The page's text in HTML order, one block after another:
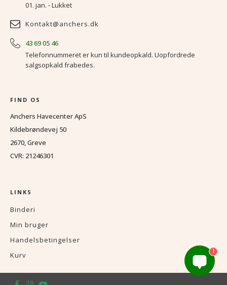
01. jan. - Lukket
Kontakt@anchers.dk
43 69 05 46
Telefonnummeret er kun til kundeopkald. Uopfordrede
salgsopkald frabedes.
FIND OS
Anchers Havecenter ApS
Kildebrøndevej 50
2670, Greve
CVR: 21246301
LINKS
Binderi
Min bruger
Handelsbetingelser
Kurv
1